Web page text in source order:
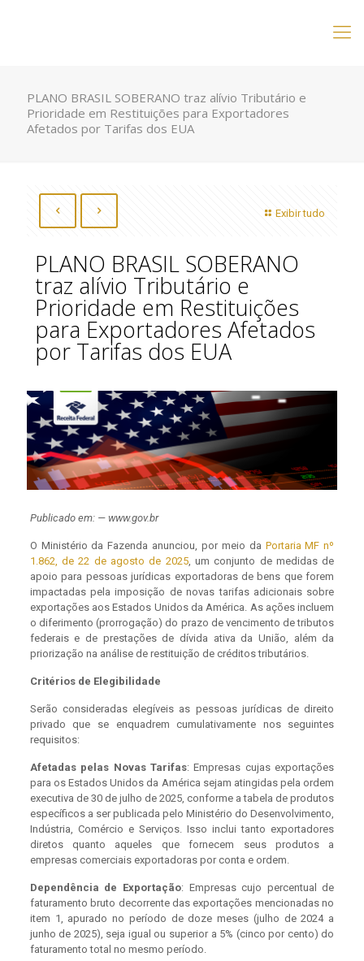
PLANO BRASIL SOBERANO traz alívio Tributário e
Prioridade em Restituições para Exportadores
Afetados por Tarifas dos EUA
Exibir tudo
PLANO BRASIL SOBERANO
traz alívio Tributário e
Prioridade em Restituições
para Exportadores Afetados
por Tarifas dos EUA
Publicado em: — www.gov.br
O Ministério da Fazenda anunciou, por meio da Portaria MF nº
1.862, de 22 de agosto de 2025, um conjunto de medidas de
apoio para pessoas jurídicas exportadoras de bens que forem
impactadas pela imposição de novas tarifas adicionais sobre
exportações aos Estados Unidos da América. As ações incluem
o diferimento (prorrogação) do prazo de vencimento de tributos
federais e de prestações de dívida ativa da União, além da
priorização na análise de restituição de créditos tributários.
Critérios de Elegibilidade
Serão consideradas elegíveis as pessoas jurídicas de direito
privado que se enquadrem cumulativamente nos seguintes
requisitos:
Afetadas pelas Novas Tarifas: Empresas cujas exportações
para os Estados Unidos da América sejam atingidas pela ordem
executiva de 30 de julho de 2025, conforme a tabela de produtos
específicos a ser publicada pelo Ministério do Desenvolvimento,
Indústria, Comércio e Serviços. Isso inclui tanto exportadores
diretos quanto aqueles que fornecem seus produtos a
empresas comerciais exportadoras por conta e ordem.
Dependência de Exportação: Empresas cujo percentual de
faturamento bruto decorrente das exportações mencionadas no
item 1, apurado no período de doze meses (julho de 2024 a
junho de 2025), seja igual ou superior a 5% (cinco por cento) do
faturamento total no mesmo período.